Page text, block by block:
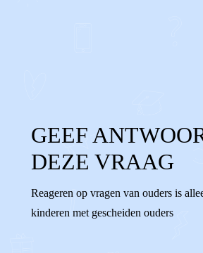
GEEF
DEZE VRAAG
Reageren op vragen van ouders is
kinderen met gescheiden ouders